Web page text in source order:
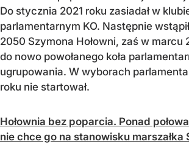
Do stycznia 2021 roku zasiadał w
parlamentarnym KO. Następnie
2050 Szymona Hołowni, zaś w marcu
do nowo powołanego koła
ugrupowania. W wyborach
roku nie startował.
Hołownia bez poparcia. Ponad
nie chce go na stanowisku marszałka